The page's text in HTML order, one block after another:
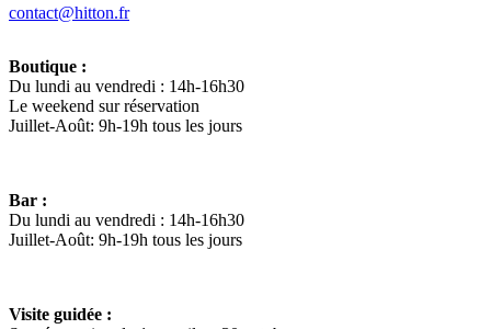
contact@hitton.fr
Boutique :
Du lundi au vendredi : 14h-16h30
Le weekend sur réservation
Juillet-Août: 9h-19h tous les jours
Bar :
Du lundi au vendredi : 14h-16h30
Juillet-Août: 9h-19h tous les jours
Visite guidée :